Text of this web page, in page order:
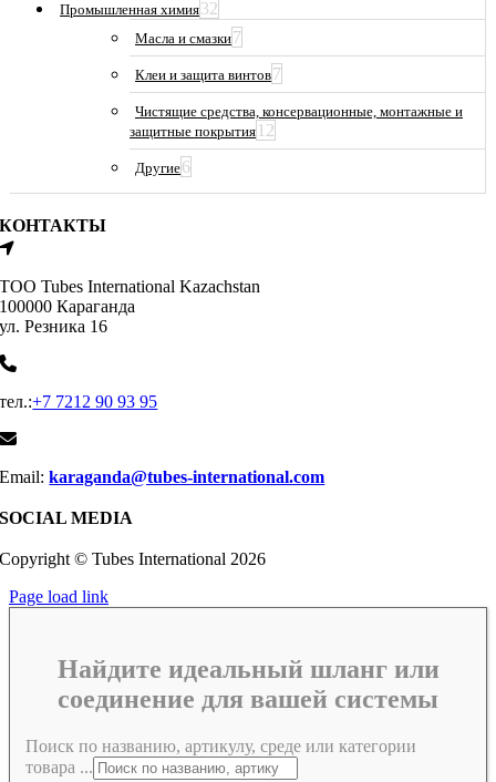
Промышленная химия32
Масла и смазки7
Клеи и защита винтов7
Чистящие средства, консервационные, монтажные и
защитные покрытия 12
Другие6
КОНТАКТЫ
ТОО Tubes International Kazachstan
100000 Караганда
ул. Резника 16
тел.:+7 7212 90 93 95
Email:karaganda@tubes-international.com
SOCIAL MEDIA
Copyright © Tubes International 2026
Page load link
Найдите идеальный шланг или
соединение для вашей системы
Поиск по названию, артикулу, среде или категории
товара ...